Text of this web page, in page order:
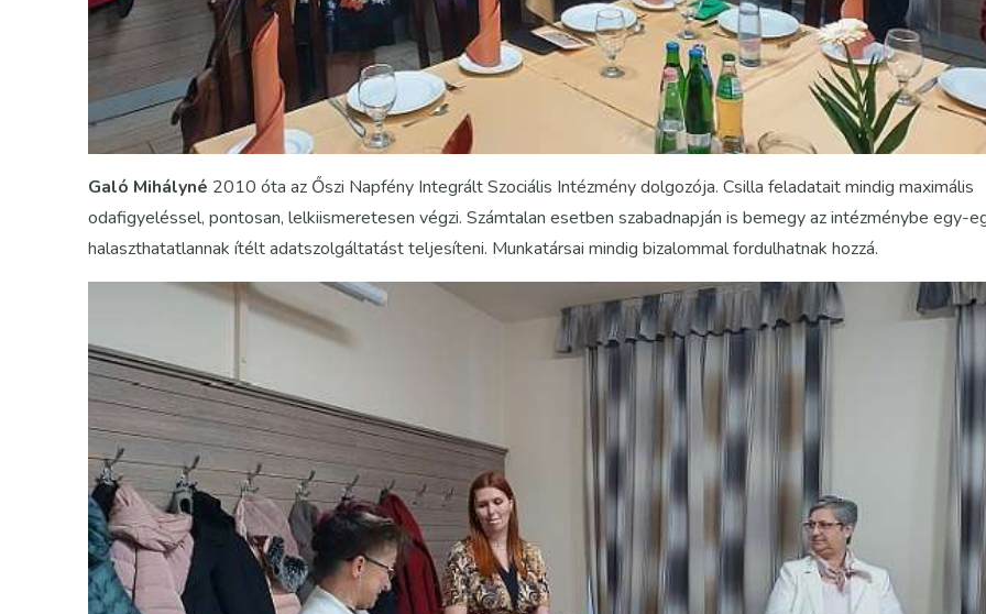
Galó Mihályné 2010 óta az Őszi Napfény Integrált Szociális Intézmény dolgozója. Csilla feladatait mindig maximális
odafigyeléssel, pontosan, lelkiismeretesen végzi. Számtalan esetben szabadnapján is bemegy az intézménybe egy-
halaszthatatlannak ítélt adatszolgáltatást teljesíteni. Munkatársai mindig bizalommal fordulhatnak hozzá.